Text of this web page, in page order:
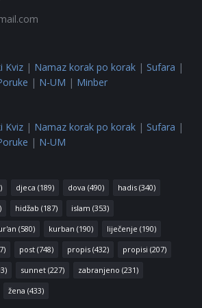
Kviz | Namaz korak po korak | Sufara |
| N-UM | Minber
Kviz | Namaz korak po korak | Sufara |
| N-UM
djeca (189) dova (490) hadis (340)
hidžab (187) islam (353)
(580) kurban (190) liječenje (190)
post (748) propis (432) propisi (207)
sunnet (227) zabranjeno (231)
žena (433)